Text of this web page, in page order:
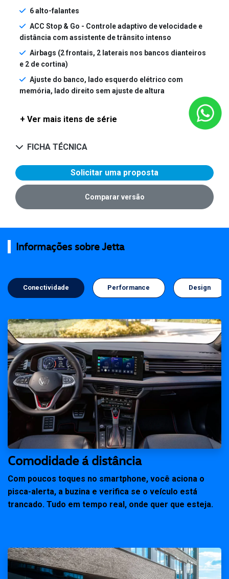
6 alto-falantes
ACC Stop & Go - Controle adaptivo de velocidade e
distância com assistente de trânsito intenso
Airbags (2 frontais, 2 laterais nos bancos dianteiros
e 2 de cortina)
Ajuste do banco, lado esquerdo elétrico com
memória, lado direito sem ajuste de altura
+ Ver mais itens de série
FICHA TÉCNICA
Solicitar uma proposta
Comparar versão
Informações sobre Jetta
Conectividade Performance Design
Comodidade á distância
Com poucos toques no smartphone, você aciona o
pisca-alerta, a buzina e verifica se o veículo está
trancado. Tudo em tempo real, onde quer que esteja.